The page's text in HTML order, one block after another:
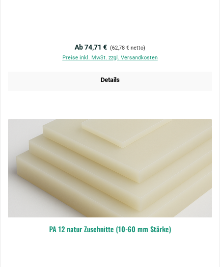
Regulärer Preis:
Ab 74,71 € (62,78 € netto)
Preise inkl. MwSt. zzgl. Versandkosten
Details
PA 12 natur Zuschnitte (10-60 mm Stärke)